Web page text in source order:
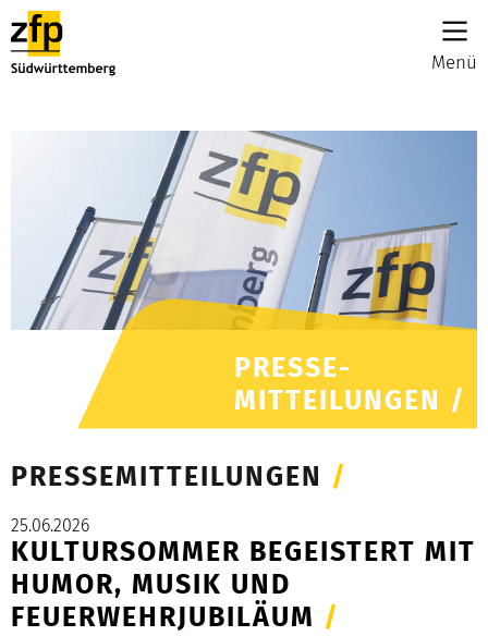
Menü
PRESSE-
MITTEILUNGEN /
PRESSEMITTEILUNGEN /
25.06.2026
KULTURSOMMER BEGEISTERT MIT
HUMOR, MUSIK UND
FEUERWEHRJUBILÄUM /